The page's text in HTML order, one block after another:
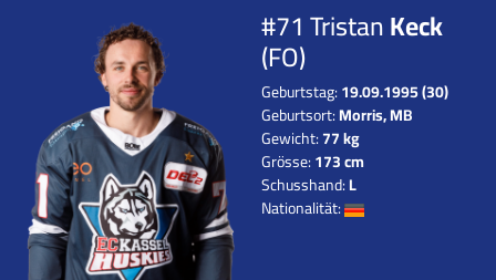
#71 TristanKeck
(FO)
Geburtstag:19.09.1995 (30)
Geburtsort:Morris, MB
Gewicht:77 kg
Grösse:173 cm
Schusshand:L
Nationalität: